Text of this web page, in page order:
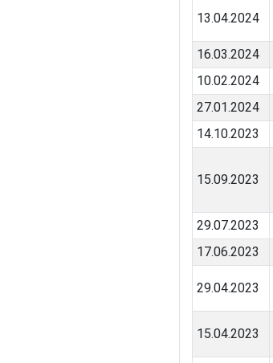
13.04.2024
16.03.2024
10.02.2024
27.01.2024
14.10.2023
15.09.2023
29.07.2023
17.06.2023
29.04.2023
15.04.2023